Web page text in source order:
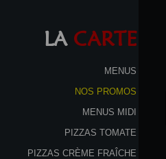
LA CARTE
MENUS
MENUS MIDI
PIZZAS TOMATE
PIZZAS CRÈME FRAÎCHE